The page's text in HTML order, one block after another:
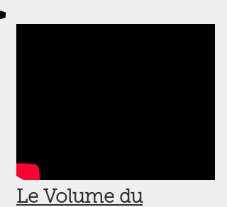
Le Volume du